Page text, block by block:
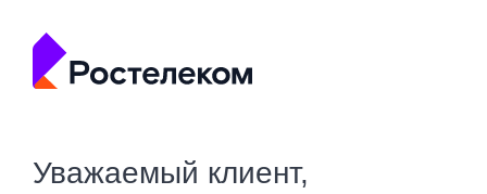
Уважаемый клиент,